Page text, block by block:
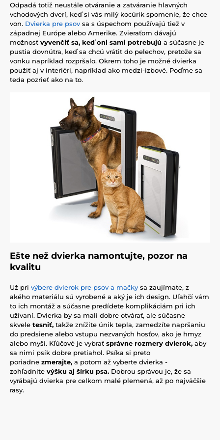
Odpadá totiž neustále otváranie a zatváranie hlavných
vchodových dverí, keď si vás milý kocúrik spomenie, že chce
von. Dvierka pre psov sa s úspechom používajú tiež v
západnej Európe alebo Amerike. Zvieraťom dávajú
možnosť vyvenčiť sa, keď oni sami potrebujú a súčasne je
pustia dovnútra, keď sa chcú vrátit do pelechov, pretože sa
vonku napríklad rozpršalo. Okrem toho je možné dvierka
použiť aj v interiéri, napríklad ako medzi-izbové. Poďme sa
teda pozrieť ako na to.
Ešte než dvierka namontujte, pozor na
kvalitu
Už pri výbere dvierok pre psov a mačky sa zaujímate, z
akého materiálu sú vyrobené a aký je ich design. Uľahčí vám
to ich montáž a súčasne predídete komplikáciám pri ich
užívaní. Dvierka by sa mali dobre otvárať, ale súčasne
skvele tesniť, takže znížite únik tepla, zamedzíte napršaniu
do predsiene alebo vstupu nezvaných hosťov, ako je hmyz
alebo myši. Kľúčové je vybrať správne rozmery dvierok, aby
sa nimi psík dobre pretiahol. Psíka si preto
poriadne zmerajte, a potom až vyberte dvierka -
zohľadnite výšku aj šírku psa. Dobrou správou je, že sa
vyrábajú dvierka pre celkom malé plemená, až po najväčšie
rasy.